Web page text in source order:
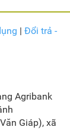
| Đổi trả -
Agribank
Giáp), xã